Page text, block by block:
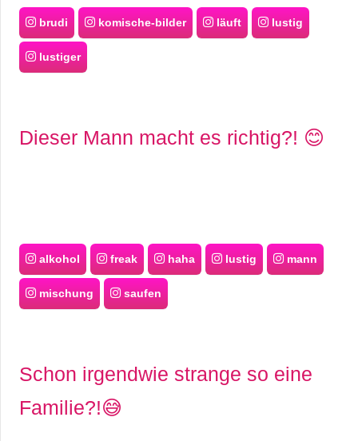
brudi komische-bilder läuft lustig
lustiger
Dieser Mann macht es richtig?! 😊
alkohol freak haha lustig mann
mischung saufen
Schon irgendwie strange so eine
Familie?!😅